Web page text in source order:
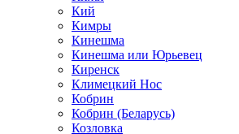
Кий
Кимры
Кинешма
Кинешма или Юрьевец
Киренск
Климецкий Нос
Кобрин
Кобрин (Беларусь)
Козловка